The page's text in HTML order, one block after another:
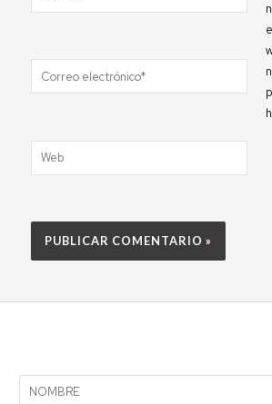
Correo
electrónico*
Web